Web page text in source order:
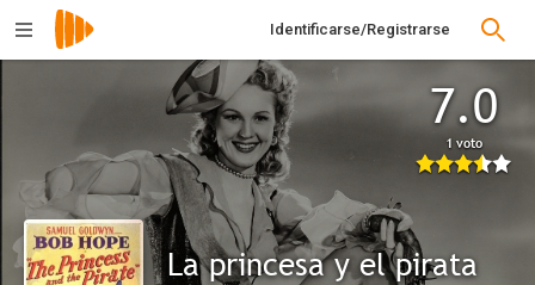
Identificarse/Registrarse
7.0
1 voto
La princesa y el pirata